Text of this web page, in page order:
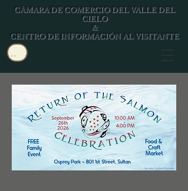
CÁMARA DE COMERCIO DEL VALLE DEL
CIELO
&
CENTRO DE INFORMACIÓN AL VISITANTE
Usuario